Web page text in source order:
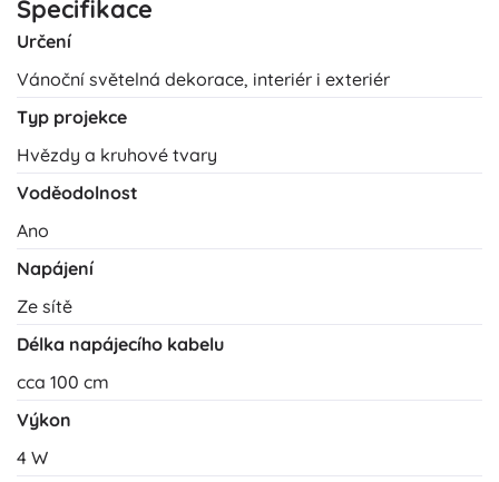
Specifikace
Určení
Vánoční světelná dekorace, interiér i exteriér
Typ projekce
Hvězdy a kruhové tvary
Voděodolnost
Ano
Napájení
Ze sítě
Délka napájecího kabelu
cca 100 cm
Výkon
4 W